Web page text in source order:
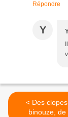
Répondre
Y
< Des clopes et de la
binouze, de